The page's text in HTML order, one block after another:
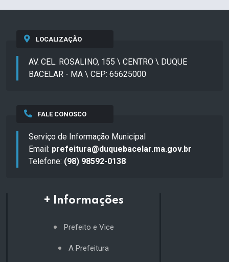
LOCALIZAÇÃO
AV. CEL. ROSALINO, 155 \ CENTRO \ DUQUE
BACELAR - MA \ CEP: 65625000
FALE CONOSCO
Serviço de Informação Municipal
Email: prefeitura@duquebacelar.ma.gov.br
Telefone: (98) 98592-0138
+ Informações
Prefeito e Vice
A Prefeitura